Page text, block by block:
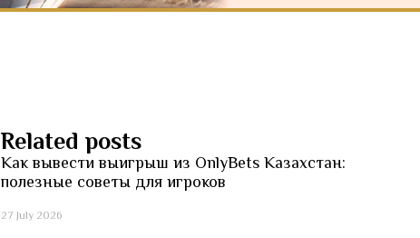
Related posts
Как вывести выигрыш из OnlyBets Казахстан:
полезные советы для игроков
27 July 2026